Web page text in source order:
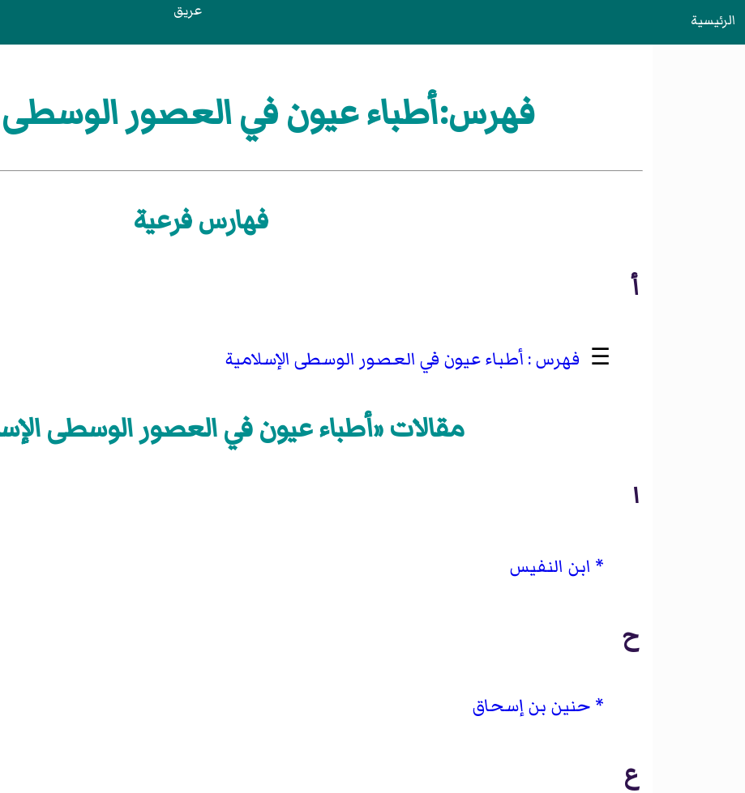
الرئيسية عريق
فهرس:أطباء عيون في العصور الوسطى
فهارس فرعية
أ
☰ أطباء عيون في العصور الوسطى الإسلامية
مقالات «أطباء عيون في العصور الوسطى
ا
ابن النفيس
ح
حنين بن إسحاق
ع